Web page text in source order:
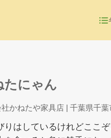
たにゃん
かねたや家具店 | 千葉県千葉
りはしているけれどここ